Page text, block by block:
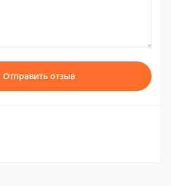
Отправить отзыв